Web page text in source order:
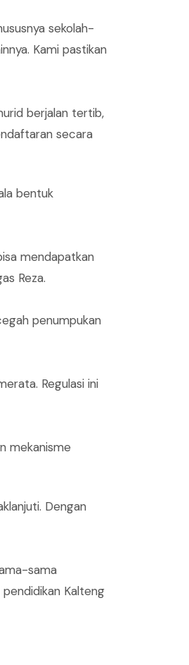
sekolah-
Kami pastikan
berjalan tertib,
secara
bentuk
mendapatkan
Reza.
penumpukan
Regulasi ini
mekanisme
Dengan
sama
Kalteng